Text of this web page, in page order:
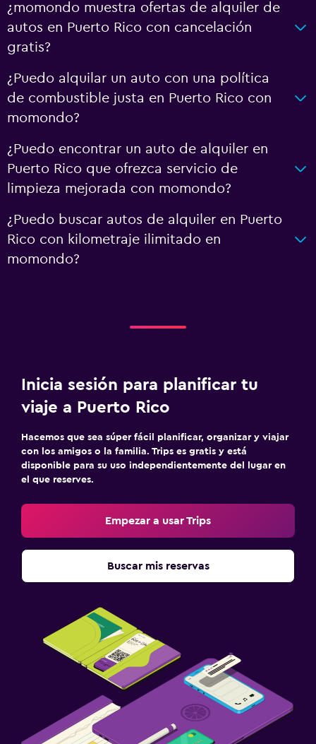
¿momondo muestra ofertas de alquiler de
autos en Puerto Rico con cancelación
gratis?
¿Puedo alquilar un auto con una política
de combustible justa en Puerto Rico con
momondo?
¿Puedo encontrar un auto de alquiler en
Puerto Rico que ofrezca servicio de
limpieza mejorada con momondo?
¿Puedo buscar autos de alquiler en Puerto
Rico con kilometraje ilimitado en
momondo?
Inicia sesión para planificar tu
viaje a Puerto Rico
Hacemos que sea súper fácil planificar, organizar y viajar
con los amigos o la familia. Trips es gratis y está
disponible para su uso independientemente del lugar en
el que reserves.
Empezar a usar Trips
Buscar mis reservas